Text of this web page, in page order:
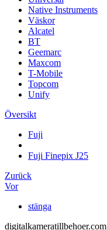
Native Instruments
Väskor
Alcatel
BT
Geemarc
Maxcom
T-Mobile
Topcom
Unify
Översikt
Fuji
Fuji Finepix J25
Zurück
Vor
stänga
digitalkameratillbehoer.com